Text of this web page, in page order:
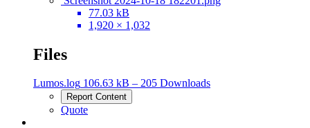
77.03 kB
1,920 × 1,032
Files
Lumos.log 106.63 kB – 205 Downloads
Report Content
Quote